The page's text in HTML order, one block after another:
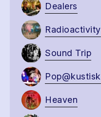
Dealers
Radioactivity
Sound Trip
Pop@kustisk
Heaven